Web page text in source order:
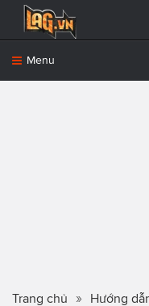
Menu
Trang chủ Hướng